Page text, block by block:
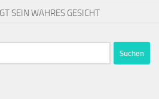
SEIN WAHRES GESICHT